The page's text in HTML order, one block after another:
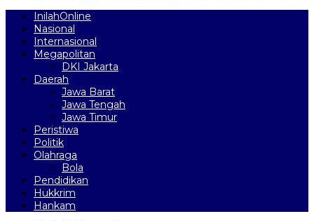
InilahOnline
Nasional
Internasional
Megapolitan
DKI Jakarta
Daerah
Jawa Barat
Jawa Tengah
Jawa Timur
Peristiwa
Politik
Olahraga
Bola
Pendidikan
Hukkrim
Hankam